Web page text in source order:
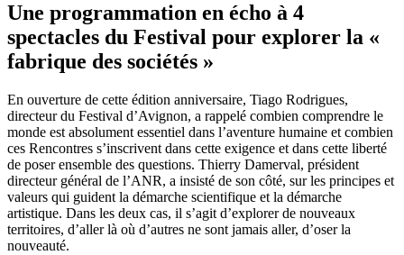
Une programmation en écho à 4
spectacles du Festival pour explorer la «
fabrique des sociétés »
En ouverture de cette édition anniversaire, Tiago Rodrigues,
directeur du Festival d’Avignon, a rappelé combien comprendre le
monde est absolument essentiel dans l’aventure humaine et combien
ces Rencontres s’inscrivent dans cette exigence et dans cette liberté
de poser ensemble des questions. Thierry Damerval, président
directeur général de l’ANR, a insisté de son côté, sur les principes et
valeurs qui guident la démarche scientifique et la démarche
artistique. Dans les deux cas, il s’agit d’explorer de nouveaux
territoires, d’aller là où d’autres ne sont jamais aller, d’oser la
nouveauté.